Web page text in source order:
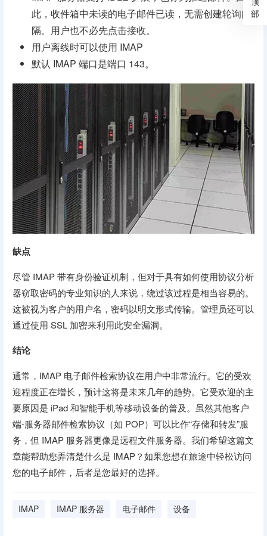
此，收件箱中未读的电子邮件已读，无需创建轮询间
隔。用户也不必先点击接收。
用户离线时可以使用 IMAP
默认 IMAP 端口是端口 143。
缺点
尽管 IMAP 带有身份验证机制，但对于具有如何使用协议分析
器窃取密码的专业知识的人来说，绕过该过程是相当容易的。
这被视为客户的用户名，密码以明文形式传输。管理员还可以
通过使用 SSL 加密来利用此安全漏洞。
结论
通常，IMAP 电子邮件检索协议在用户中非常流行。它的受欢
迎程度正在增长，预计这将是未来几年的趋势。它受欢迎的主
要原因是 iPad 和智能手机等移动设备的普及。虽然其他客户
端-服务器邮件检索协议（如 POP）可以比作“存储和转发”服
务，但 IMAP 服务器更像是远程文件服务器。我们希望这篇文
章能帮助您弄清楚什么是 IMAP？如果您想在旅途中轻松访问
您的电子邮件，后者是您最好的选择。
IMAP IMAP 服务器 电子邮件 设备
部